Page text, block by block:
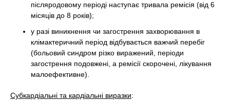
післяродовому періоді наступає тривала ремісія (від 6
місяців до 8 років);
у разі виникнення чи загострення захворювання в
клімактеричний період відбувається важчий перебіг
(больовий синдром різко виражений, періоди
загострення подовжені, а ремісії скорочені, лікування
малоефективне).
Субкардіальні та кардіальні виразки: